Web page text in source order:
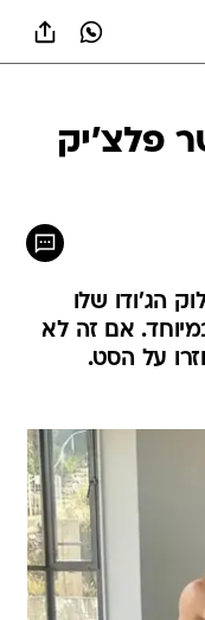
פלצ'יק
הג'ודו שלו
אם זה לא
על הסט.